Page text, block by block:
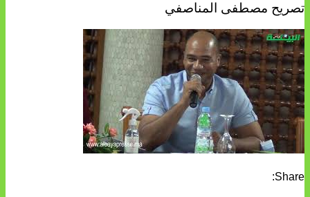
تصريح مصطفى المناصفي
Share: